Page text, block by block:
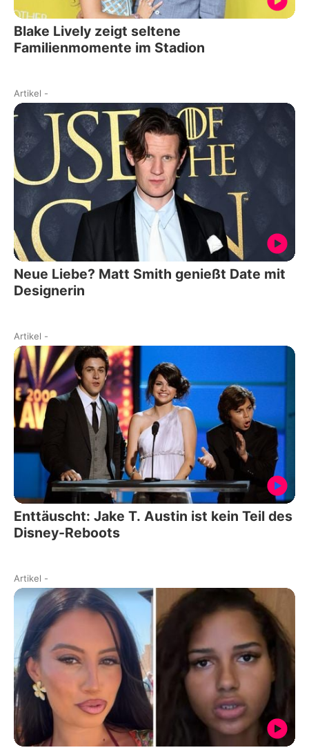
Blake Lively zeigt seltene
Familienmomente im Stadion
Artikel -
Neue Liebe? Matt Smith genießt Date mit
Designerin
Artikel -
Enttäuscht: Jake T. Austin ist kein Teil des
Disney-Reboots
Artikel -